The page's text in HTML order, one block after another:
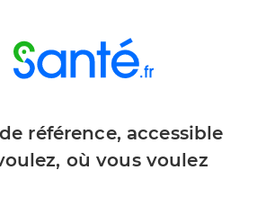
référence, accessible
où vous voulez